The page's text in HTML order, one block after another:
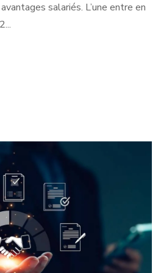
salariés. L’une entre en